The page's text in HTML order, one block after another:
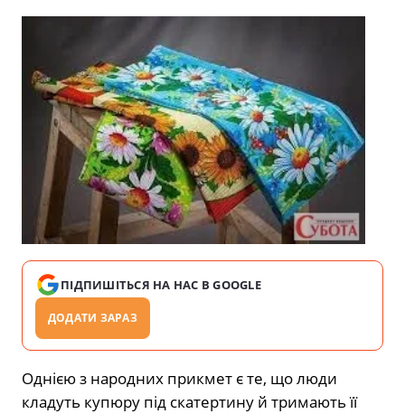
ПІДПИШІТЬСЯ НА НАС В GOOGLE
ДОДАТИ ЗАРАЗ
Однією з народних прикмет є те, що люди
кладуть купюру під скатертину й тримають її